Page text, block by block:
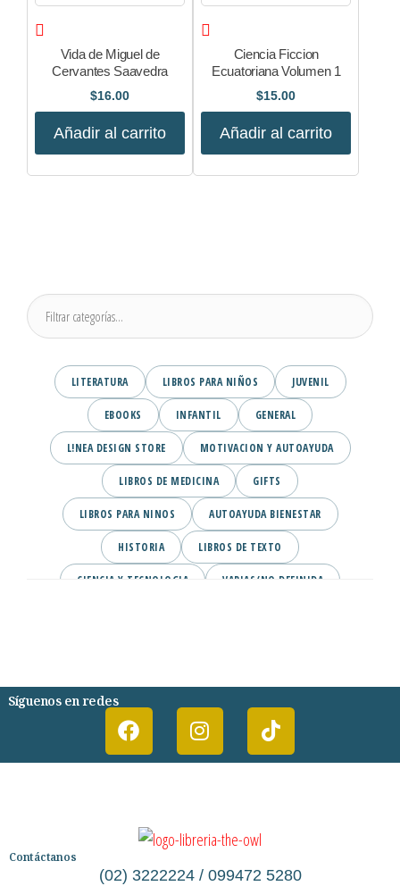
Vida de Miguel de
Cervantes Saavedra
$16.00
Añadir al carrito
Ciencia Ficcion
Ecuatoriana Volumen 1
$15.00
Añadir al carrito
LITERATURA LIBROS PARA NIÑOS JUVENIL
EBOOKS INFANTIL GENERAL
L!NEA DESIGN STORE MOTIVACION Y AUTOAYUDA
LIBROS DE MEDICINA GIFTS
LIBROS PARA NINOS AUTOAYUDA BIENESTAR
HISTORIA LIBROS DE TEXTO
CIENCIA Y TECNOLOGIA VARIAS/NO DEFINIDA
Síguenos en redes
Contáctanos
(02) 3222224 / 099472 5280